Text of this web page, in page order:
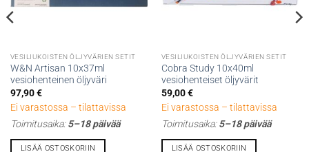
VESILIUKOISTEN ÖLJYVÄRIEN SETIT
W&N Artisan 10x37ml
vesiohenteinen öljyväri
97,90€
Ei varastossa – tilattavissa
Toimitusaika:5–18 päivää
LISÄÄ OSTOSKORIIN
VESILIUKOISTEN ÖLJYVÄRIEN SETIT
Cobra Study 10x40ml
vesiohenteiset öljyvärit
59,00€
Ei varastossa – tilattavissa
Toimitusaika:5–18 päivää
LISÄÄ OSTOSKORIIN